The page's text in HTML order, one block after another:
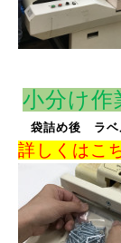
小分け作
袋詰め後 ラベ
詳しくはこ